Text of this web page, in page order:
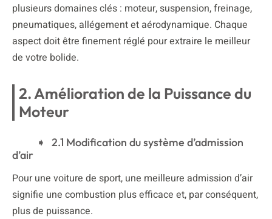
plusieurs domaines clés : moteur, suspension, freinage,
pneumatiques, allégement et aérodynamique. Chaque
aspect doit être finement réglé pour extraire le meilleur
de votre bolide.
2. Amélioration de la Puissance du
Moteur
2.1 Modification du système d’admission
d’air
Pour une voiture de sport, une meilleure admission d’air
signifie une combustion plus efficace et, par conséquent,
plus de puissance.